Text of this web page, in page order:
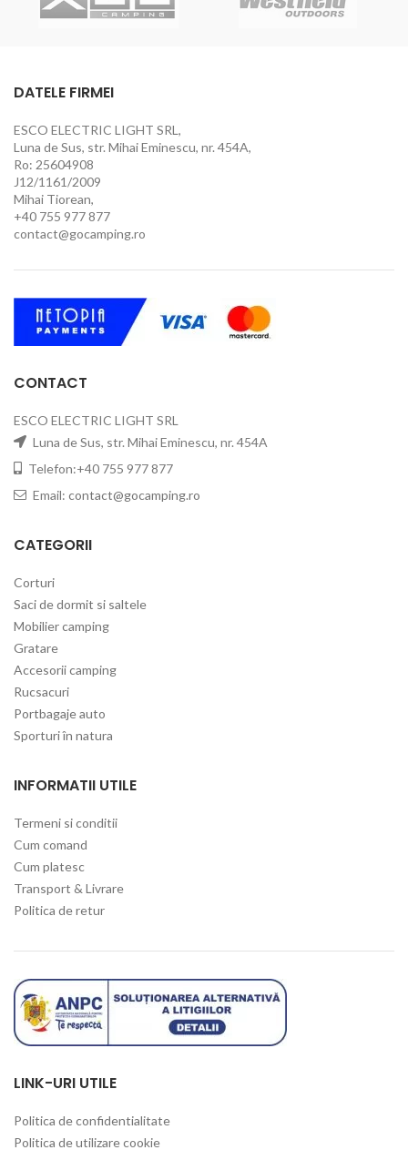
DATELE FIRMEI
ESCO ELECTRIC LIGHT SRL,
Luna de Sus, str. Mihai Eminescu, nr. 454A,
Ro: 25604908
J12/1161/2009
Mihai Tiorean,
+40 755 977 877
contact@gocamping.ro
CONTACT
ESCO ELECTRIC LIGHT SRL
Luna de Sus, str. Mihai Eminescu, nr. 454A
Telefon:+40 755 977 877
Email: contact@gocamping.ro
CATEGORII
Corturi
Saci de dormit si saltele
Mobilier camping
Gratare
Accesorii camping
Rucsacuri
Portbagaje auto
Sporturi în natura
INFORMATII UTILE
Termeni si conditii
Cum comand
Cum platesc
Transport & Livrare
Politica de retur
LINK-URI UTILE
Politica de confidentialitate
Politica de utilizare cookie